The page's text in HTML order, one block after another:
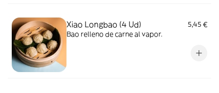
Xiao Longbao (4 Ud)
5,45 €
Bao relleno de carne al vapor.